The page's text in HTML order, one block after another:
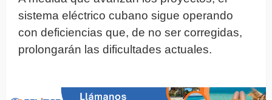
sistema eléctrico cubano sigue operando
con deficiencias que, de no ser corregidas,
prolongarán las dificultades actuales.